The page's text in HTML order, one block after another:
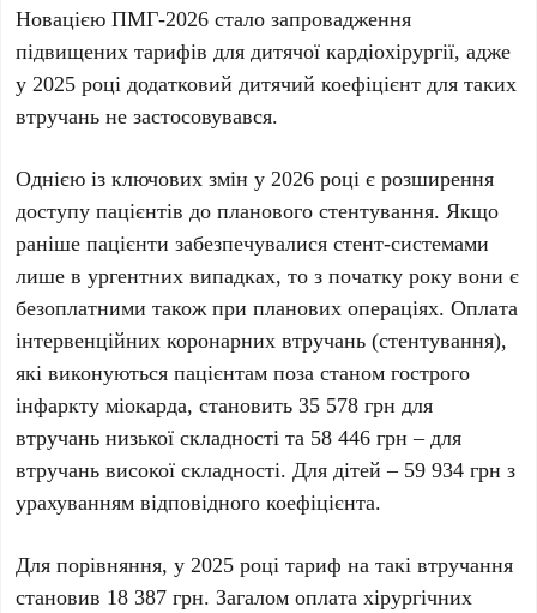
НовацієюПМГ-2026 стало запровадження
підвищених тарифів для дитячої кардіохірургії, адже
у2025 році додатковий дитячий коефіцієнт для таких
втручань не застосовувався.
Однією із ключових змін у2026 році є розширення
доступу пацієнтів до планового стентування. Якщо
раніше пацієнти забезпечувалися стент-системами
лише в ургентних випадках, то з початку року вони є
безоплатними також при планових операціях. Оплата
інтервенційних коронарних втручань (стентування),
які виконуються пацієнтам поза станом гострого
інфаркту міокарда, становить35 578 грн для
втручань низької складності та 58 446 грн – для
втручань високої складності. Для дітей – 59 934 грн з
урахуванням відповідного коефіцієнта.
Для порівняння, у2025 році тариф на такі втручання
становив 18 387 грн. Загалом оплата хірургічних